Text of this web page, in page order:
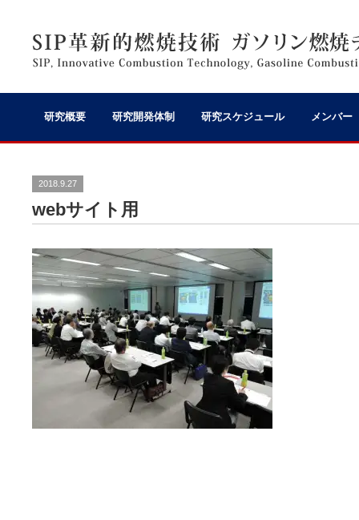
研究概要 研究開発体制 研究スケジュール メンバー
2018.9.27
webサイト用